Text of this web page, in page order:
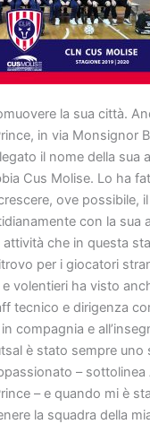
la sua città.
in via Monsignor
il nome della sua
Cus Molise. Lo ha
ove possibile,
con la sua
che in questa
per i giocatori
volentieri ha visto
tecnico e dirigenza
compagnia e
è stato sempre uno
– sottolinea
– e quando mi è
la squadra della